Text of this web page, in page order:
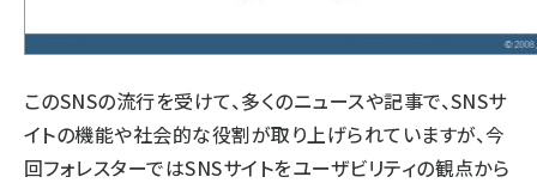
このSNSの流行を受けて、多くのニュースや記事で、SNSサ
イトの機能や社会的な役割が取り上げられていますが、今
回フォレスターではSNSサイトをユーザビリティの観点から